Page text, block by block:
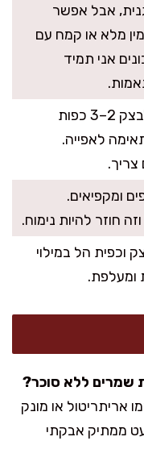
אבל אפשר
מלא או קמח עם
אני תמיד
: אפשר להוסיף לבצק 2–3 כפות
לאפייה.
צריך.
ומקפיאים.
וכפית הל במילוי
ומעלפת.
שמרים ללא סוכר?
אריתריטול או מונק
ממתיק אבקתי